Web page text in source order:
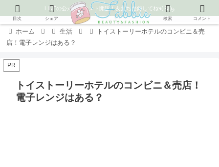
LINEの公式アカウント開設！友だち登録してね٩( ᐛ )و
ホーム 生活
トイストーリーホテルのコンビニ＆売
店！電子レンジはある？
PR
トイストーリーホテルのコンビニ＆売店！
電子レンジはある？
目次 シェア 検索 コメント